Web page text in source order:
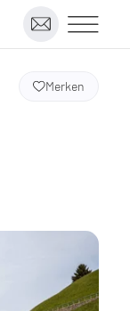
Merken